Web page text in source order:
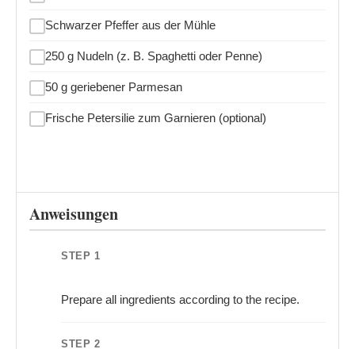
Schwarzer Pfeffer aus der Mühle
250 g Nudeln (z. B. Spaghetti oder Penne)
50 g geriebener Parmesan
Frische Petersilie zum Garnieren (optional)
Anweisungen
STEP 1
Prepare all ingredients according to the recipe.
STEP 2